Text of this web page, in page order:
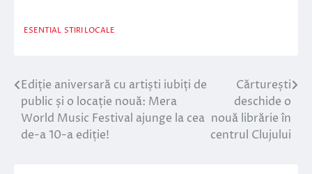
ESENTIAL STIRI LOCALE
Navigare
în
articole
Ediție aniversară cu artiști iubiți de
public și o locație nouă: Mera
World Music Festival ajunge la cea
de-a 10-a ediție!
Cărturești
deschide o
nouă librărie în
centrul Clujului